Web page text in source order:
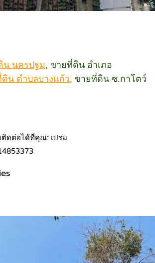
น นครปฐม, ขายที่ดิน อำเภอ
น ตำบลบางแก้ว, ขายที่ดิน ซ.กาโตว์
ติดต่อได้ที่คุณ: เปรม